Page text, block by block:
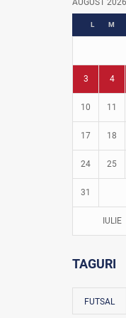
AUGUST 2026
L M
3 4
10 11
17 18
24 25
31
IULIE
TAGURI
FUTSAL